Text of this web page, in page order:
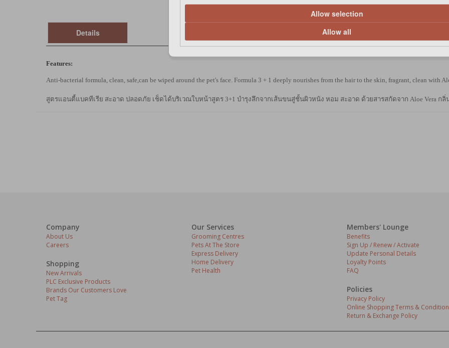
Details
Features:
Anti-bacterial formula, clean, safe,can be wiped around the pet's face. Formula 3 + 1 deeply nourishes from the hair to the skin, fragrant, clean with
สูตรแอนตี้แบคทีเรีย สะอาด ปลอดภัย เช็ดได้บริเวณใบหน้าสูตร 3+1 บำรุงลึกจากเส้นขนสู่ชั้นผิวหนัง หอม สะอาด ด้วยสารสกัดจาก Aloe Vera กลิ่
Company
About Us
Careers
Shopping
New Arrivals
PLC Exclusive Products
Brands Our Customers Love
Pet Tag
Our Services
Grooming Centres
Pets At The Store
Express Delivery
Home Delivery
Pet Health
Members' Lounge
Benefits
Sign Up / Renew / Activate
Update Personal Details
Loyalty Points
FAQ
Policies
Privacy Policy
Online Shopping Terms &
Return & Exchange Policy
Allow selection
Allow all